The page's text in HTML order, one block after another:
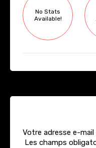
No Stats
Available!
Votre adresse e-mail
Les champs
Alternative: